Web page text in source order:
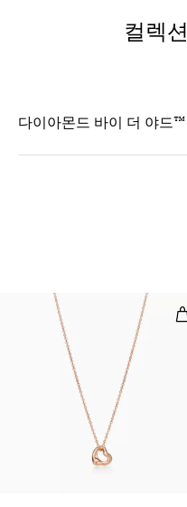
컬렉
다이아몬드 바이 더 야드™